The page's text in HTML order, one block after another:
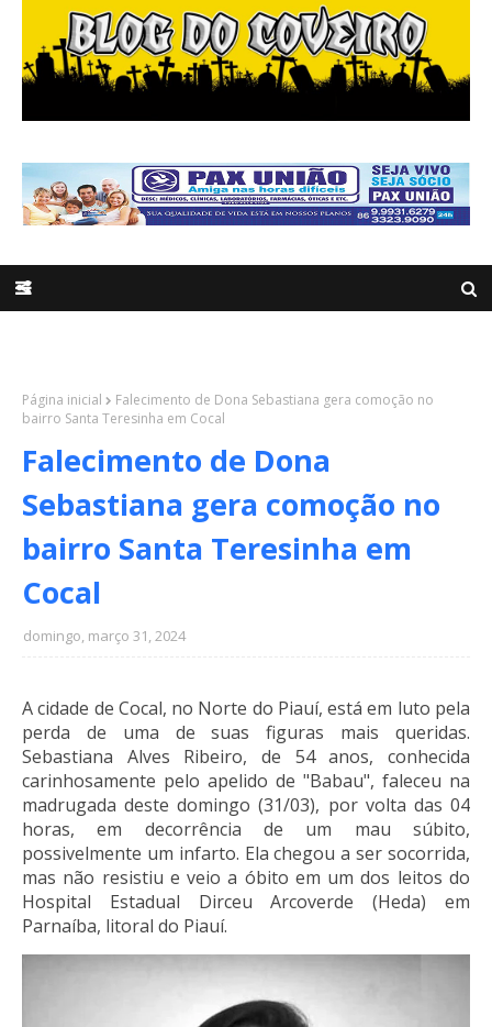
Página inicial
Falecimento de Dona Sebastiana gera comoção no
bairro Santa Teresinha em Cocal
Falecimento de Dona
Sebastiana gera comoção no
bairro Santa Teresinha em
Cocal
domingo, março 31, 2024
A cidade de Cocal, no Norte do Piauí, está em luto pela
perda de uma de suas figuras mais queridas.
Sebastiana Alves Ribeiro, de 54 anos, conhecida
carinhosamente pelo apelido de "Babau", faleceu na
madrugada deste domingo (31/03), por volta das 04
horas, em decorrência de um mau súbito,
possivelmente um infarto. Ela chegou a ser socorrida,
mas não resistiu e veio a óbito em um dos leitos do
Hospital Estadual Dirceu Arcoverde (Heda) em
Parnaíba, litoral do Piauí.